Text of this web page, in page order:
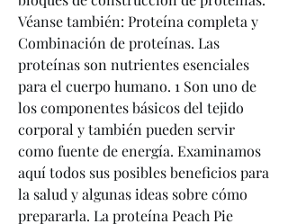
Véanse también: Proteína completa y
Combinación de proteínas. Las
proteínas son nutrientes esenciales
para el cuerpo humano. 1 Son uno de
los componentes básicos del tejido
corporal y también pueden servir
como fuente de energía. Examinamos
aquí todos sus posibles beneficios para
la salud y algunas ideas sobre cómo
prepararla. La proteína Peach Pie